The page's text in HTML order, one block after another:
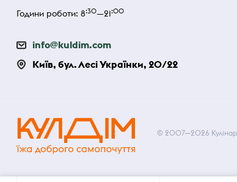
Години роботи: 8:30—21:00
info@kuldim.com
Київ, бул. Лесі Українки, 20/22
© 2007—2026